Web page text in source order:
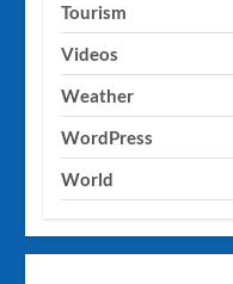
Tourism
Videos
Weather
WordPress
World